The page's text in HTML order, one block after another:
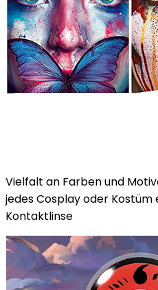
Vielfalt an Farben und
jedes Cosplay oder Kostüm
Kontaktlinse